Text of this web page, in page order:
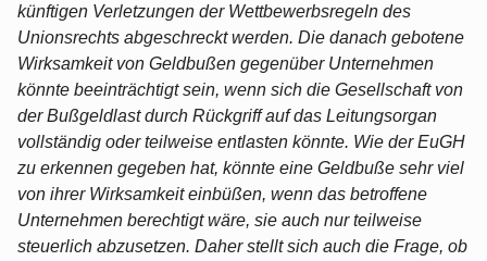
künftigen Verletzungen der Wettbewerbsregeln des
Unionsrechts abgeschreckt werden. Die danach gebotene
Wirksamkeit von Geldbußen gegenüber Unternehmen
könnte beeinträchtigt sein, wenn sich die Gesellschaft von
der Bußgeldlast durch Rückgriff auf das Leitungsorgan
vollständig oder teilweise entlasten könnte. Wie der EuGH
zu erkennen gegeben hat, könnte eine Geldbuße sehr viel
von ihrer Wirksamkeit einbüßen, wenn das betroffene
Unternehmen berechtigt wäre, sie auch nur teilweise
steuerlich abzusetzen. Daher stellt sich auch die Frage, ob